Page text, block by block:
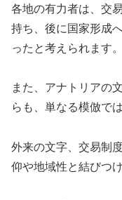
各地の有力者は、交
持ち、後に国家形成
ったと考えられます。
また、アナトリアの
らも、単なる模倣で
外来の文字、交易制
仰や地域性と結びつ